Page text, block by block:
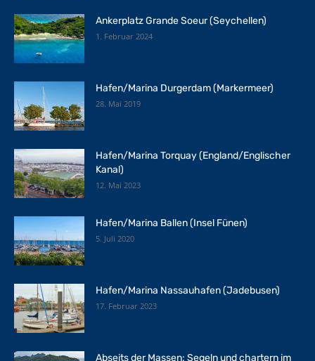
Ankerplatz Grande Soeur (Seychellen)
1. Februar 2024
Hafen/Marina Durgerdam (Markermeer)
28. Mai 2019
Hafen/Marina Torquay (England/Englischer
Kanal)
12. Mai 2023
Hafen/Marina Ballen (Insel Fünen)
5. Juli 2020
Hafen/Marina Nassauhafen (Jadebusen)
17. Februar 2023
Abseits der Massen: Segeln und chartern im